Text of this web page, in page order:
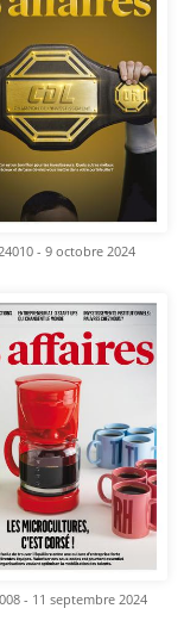
- 9 octobre 2024
- 11 septembre 2024